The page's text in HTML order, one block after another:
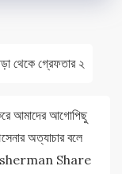
থেকে গ্রেফতার ২
আমাদের আগোপিছু
অত্যাচার বলে
Share